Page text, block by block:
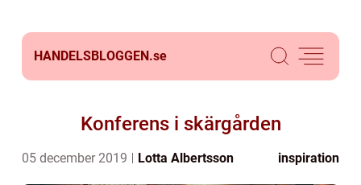
HANDELSBLOGGEN.se
Konferens i skärgården
05 december 2019 Lotta Albertsson inspiration